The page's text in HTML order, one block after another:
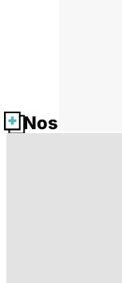
Nos fiches